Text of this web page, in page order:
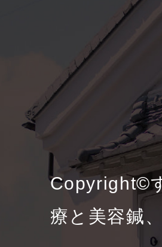
Copyright©
療と美容鍼